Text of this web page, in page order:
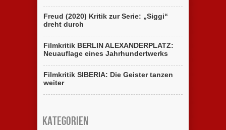
Freud (2020) Kritik zur Serie: „Siggi“
dreht durch
Filmkritik BERLIN ALEXANDERPLATZ:
Neuauflage eines Jahrhundertwerks
Filmkritik SIBERIA: Die Geister tanzen
weiter
Kategorien